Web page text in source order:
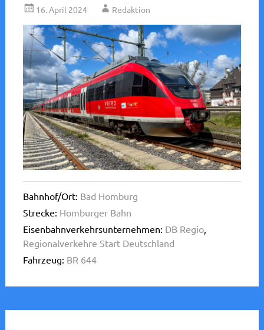
16. April 2024 Redaktion
Bahnhof/Ort: Bad Homburg
Strecke: Homburger Bahn
Eisenbahnverkehrsunternehmen: DB Regio,
Regionalverkehre Start Deutschland
Fahrzeug: BR 644